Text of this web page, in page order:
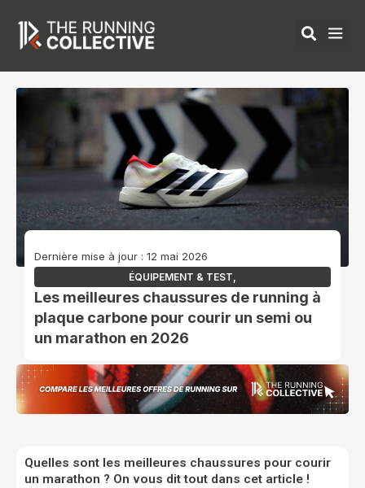
contenu
Dernière mise à jour : 12 mai 2026
ÉQUIPEMENT & TEST
Les meilleures chaussures de running à
plaque carbone pour courir un semi ou
un marathon en 2026
Quelles sont les meilleures chaussures pour courir
un marathon ? On vous dit tout dans cet article !